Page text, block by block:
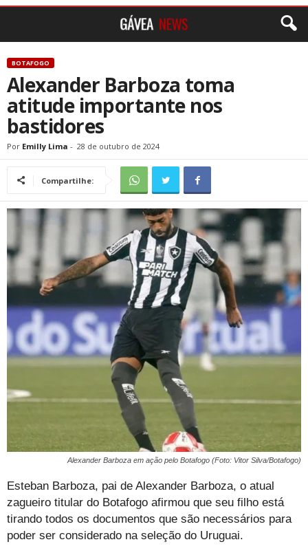
BOTAFOGO
Alexander Barboza toma
atitude importante nos
bastidores
Por Emilly Lima - 28 de outubro de 2024
Compartilhe:
Alexander Barboza em ação pelo Botafogo (Foto: Vitor Silva/Botafogo)
Esteban Barboza, pai de Alexander Barboza, o atual
zagueiro titular do Botafogo afirmou que seu filho está
tirando todos os documentos que são necessários para
poder ser considerado na seleção do Uruguai.